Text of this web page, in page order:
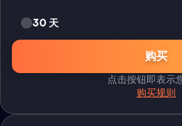
30 天
购买
点击按钮即表示
购买规则